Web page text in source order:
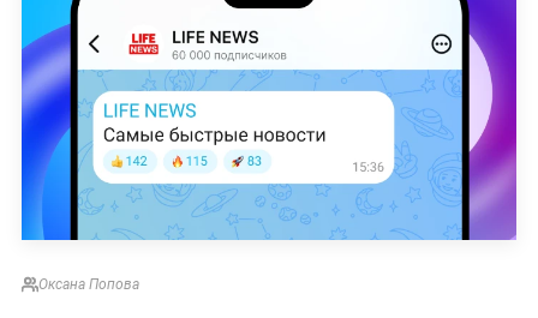
Оксана Попова